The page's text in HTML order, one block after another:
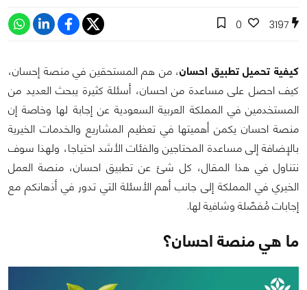
3197
0
كيفية تحميل تطبيق احسان، من هم المستحقين في منصة إحسان،
كيف احصل على مساعدة من احسان، أسئلة كثيرة يبحث العديد من
المستخدمين في المملكة العربية السعودية عن إجابة لها وخاصة إن
منصة احسان يكمن أهميتها في تعظيم المشاريع والخدمات الخيرية
بالإضافة إلى مساعدة المحتاجين والفئات الأشد احتياجا، ولهذا سوف
نتناول في هذا المقال، كل شئ عن تطبيق احسان، منصة العمل
الخيري في المملكة إلى جانب أهم الأسئلة التي تدور في أذهانكم مع
إجابات مُفصّلة وشافية لها.
ما هي منصة احسان؟